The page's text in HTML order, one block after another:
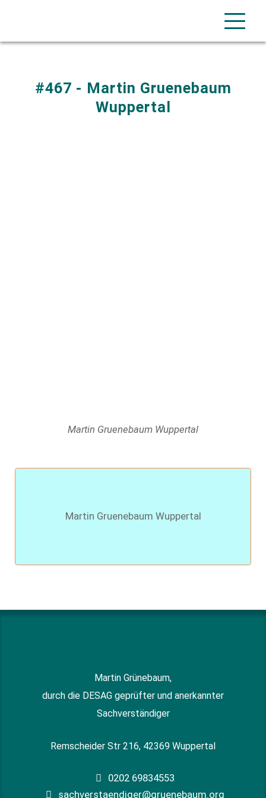
#467 - Martin Gruenebaum
Wuppertal
Martin Gruenebaum Wuppertal
Martin Gruenebaum Wuppertal
Martin Grünebaum,
durch die DESAG geprüfter und anerkannter
Sachverständiger
Remscheider Str 216, 42369 Wuppertal
0202 69834553
sachverstaendiger@gruenebaum.org